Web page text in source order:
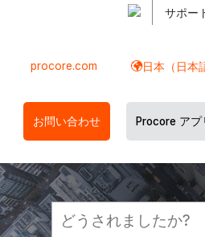
サポー
procore.com 日本（日本
お問い合わせ Procore ア